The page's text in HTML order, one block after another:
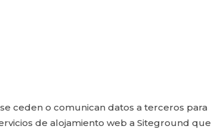
ceden o comunican datos a terceros para
de alojamiento web a Siteground que